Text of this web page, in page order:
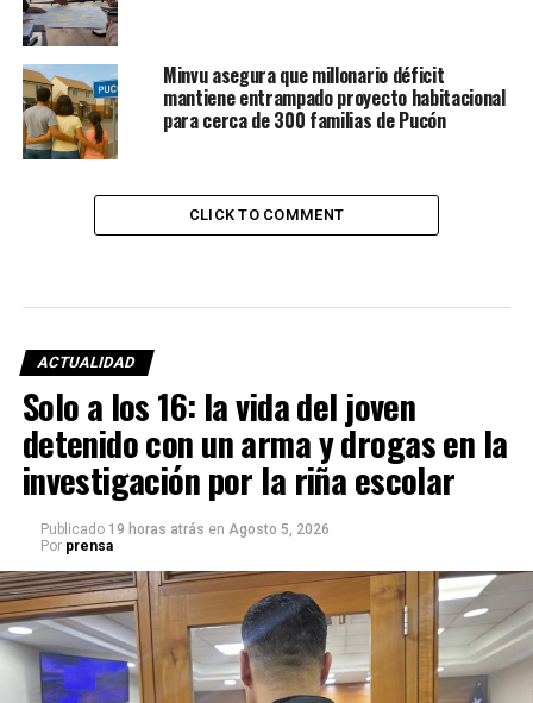
Minvu asegura que millonario déficit
mantiene entrampado proyecto habitacional
para cerca de 300 familias de Pucón
CLICK TO COMMENT
ACTUALIDAD
Solo a los 16: la vida del joven
detenido con un arma y drogas en la
investigación por la riña escolar
Publicado 19 horas atrás en Agosto 5, 2026
Por prensa